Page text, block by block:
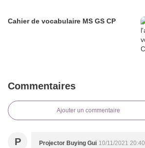
Cahier de vocabulaire MS GS CP
Commentaires
Ajouter un commentaire
P Projector Buying Gui 10/11/2021 20:40